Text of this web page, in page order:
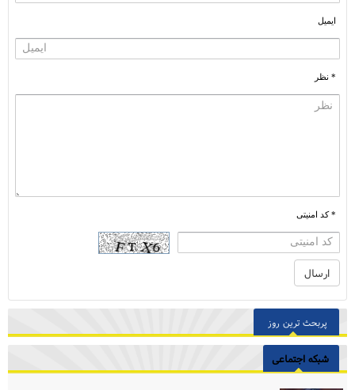
ایمیل
* نظر
* کد امنیتی
پربحث ترین روز
شبکه اجتماعی